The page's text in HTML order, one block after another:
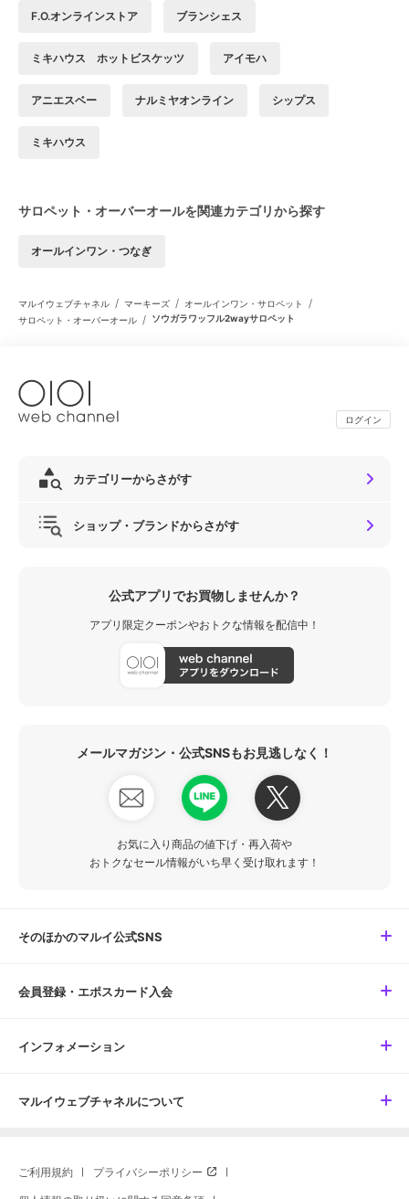
F.O.オンラインストア ブランシェス
ミキハウス ホットビスケッツ アイモハ
アニエスベー ナルミヤオンライン シップス
ミキハウス
サロペット・オーバーオールを関連カテゴリから探す
オールインワン・つなぎ
マルイウェブチャネル / マーキーズ / オールインワン・サロペット /
サロペット・オーバーオール / ソウガラワッフル2wayサロペット
ログイン
カテゴリーからさがす
ショップ・ブランドからさがす
公式アプリでお買物しませんか？
アプリ限定クーポンやおトクな情報を配信中！
メールマガジン・公式SNSもお見逃しなく！
お気に入り商品の値下げ・再入荷や
おトクなセール情報がいち早く受け取れます！
そのほかのマルイ公式SNS
会員登録・エポスカード入会
インフォメーション
マルイウェブチャネルについて
ご利用規約 プライバシーポリシー